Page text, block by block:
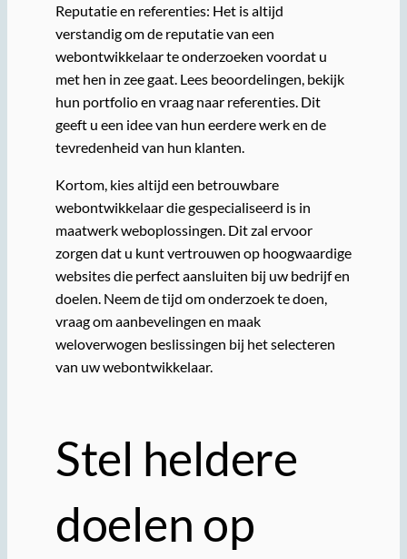
Reputatie en referenties: Het is altijd
verstandig om de reputatie van een
webontwikkelaar te onderzoeken voordat u
met hen in zee gaat. Lees beoordelingen, bekijk
hun portfolio en vraag naar referenties. Dit
geeft u een idee van hun eerdere werk en de
tevredenheid van hun klanten.
Kortom, kies altijd een betrouwbare
webontwikkelaar die gespecialiseerd is in
maatwerk weboplossingen. Dit zal ervoor
zorgen dat u kunt vertrouwen op hoogwaardige
websites die perfect aansluiten bij uw bedrijf en
doelen. Neem de tijd om onderzoek te doen,
vraag om aanbevelingen en maak
weloverwogen beslissingen bij het selecteren
van uw webontwikkelaar.
Stel heldere
doelen op